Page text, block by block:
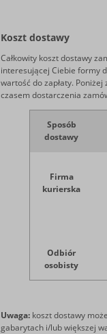
Koszt dostawy
Całkowity koszt dostawy
interesującej Ciebie formy
wartość do zapłaty.
czasem dostarczenia
Sposób
dostawy
Firma
kurierska
Odbiór
osobisty
Uwaga: koszt dostawy
gabarytach i/lub większej